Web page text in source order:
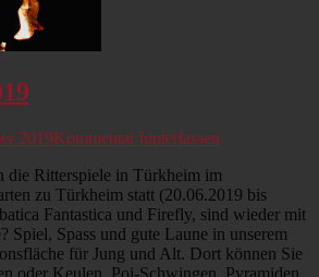
2019Kommentar hinterlassen
die Ritterspiele in Türkheim im
zu Türkheim statt (20.06.2019 bis
Fantastica und Firefly, sind wieder mit
Spiel, Spass und gute Laune in unserem
für Jung und Alt. Dort können Sie
oder Keulen, Poi-Schwingen, Pyramiden